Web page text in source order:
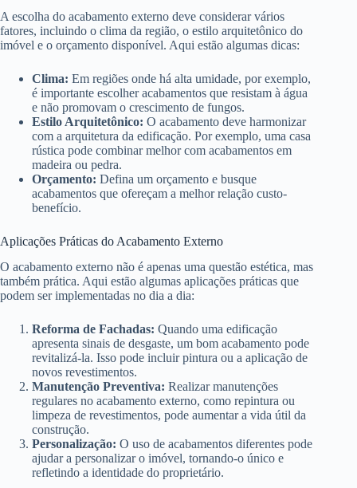
A escolha do acabamento externo deve considerar vários
fatores, incluindo o clima da região, o estilo arquitetônico do
imóvel e o orçamento disponível. Aqui estão algumas dicas:
Clima: Em regiões onde há alta umidade, por exemplo,
é importante escolher acabamentos que resistam à água
e não promovam o crescimento de fungos.
Estilo Arquitetônico: O acabamento deve harmonizar
com a arquitetura da edificação. Por exemplo, uma casa
rústica pode combinar melhor com acabamentos em
madeira ou pedra.
Orçamento: Defina um orçamento e busque
acabamentos que ofereçam a melhor relação custo-
benefício.
Aplicações Práticas do Acabamento Externo
O acabamento externo não é apenas uma questão estética, mas
também prática. Aqui estão algumas aplicações práticas que
podem ser implementadas no dia a dia:
Reforma de Fachadas: Quando uma edificação
apresenta sinais de desgaste, um bom acabamento pode
revitalizá-la. Isso pode incluir pintura ou a aplicação de
novos revestimentos.
Manutenção Preventiva: Realizar manutenções
regulares no acabamento externo, como repintura ou
limpeza de revestimentos, pode aumentar a vida útil da
construção.
Personalização: O uso de acabamentos diferentes pode
ajudar a personalizar o imóvel, tornando-o único e
refletindo a identidade do proprietário.